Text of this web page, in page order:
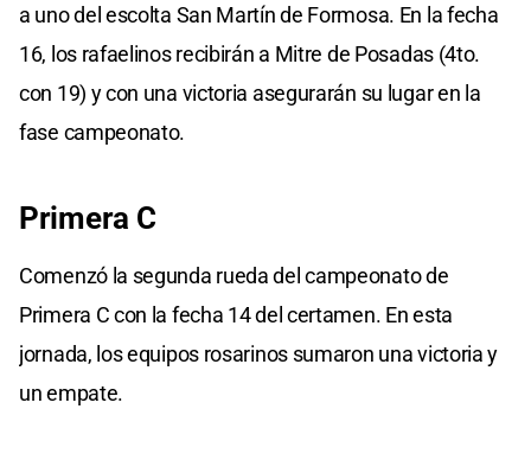
a uno del escolta San Martín de Formosa. En la fecha
16, los rafaelinos recibirán a Mitre de Posadas (4to.
con 19) y con una victoria asegurarán su lugar en la
fase campeonato.
Primera C
Comenzó la segunda rueda del campeonato de
Primera C con la fecha 14 del certamen. En esta
jornada, los equipos rosarinos sumaron una victoria y
un empate.